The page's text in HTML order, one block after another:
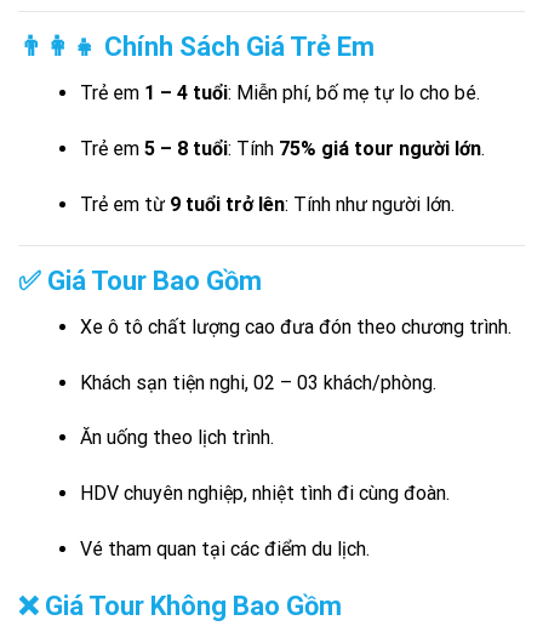
👨‍👩‍👧 Chính Sách Giá Trẻ Em
Trẻ em 1 – 4 tuổi: Miễn phí, bố mẹ tự lo cho bé.
Trẻ em 5 – 8 tuổi: Tính 75% giá tour người lớn.
Trẻ em từ 9 tuổi trở lên: Tính như người lớn.
✅ Giá Tour Bao Gồm
Xe ô tô chất lượng cao đưa đón theo chương trình.
Khách sạn tiện nghi, 02 – 03 khách/phòng.
Ăn uống theo lịch trình.
HDV chuyên nghiệp, nhiệt tình đi cùng đoàn.
Vé tham quan tại các điểm du lịch.
❌ Giá Tour Không Bao Gồm